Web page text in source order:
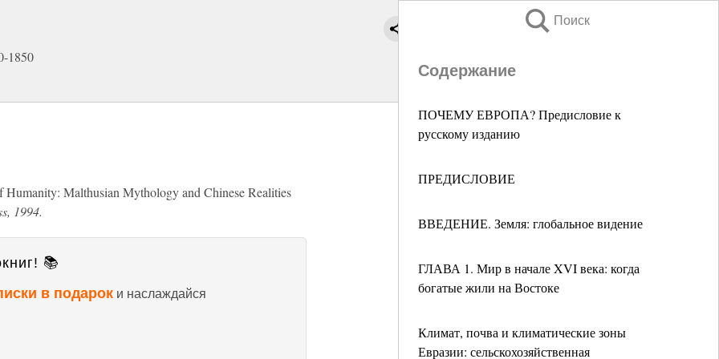
1850
Поиск
Содержание
ПОЧЕМУ ЕВРОПА? Предисловие к
русскому изданию
ПРЕДИСЛОВИЕ
ВВЕДЕНИЕ. Земля: глобальное видение
ГЛАВА 1. Мир в начале XVI века: когда
богатые жили на Востоке
Климат, почва и климатические зоны
Евразии: сельскохозяйственная
Humanity: Malthusian Mythology and Chinese Realities
1994.
📚
в подарок и наслаждайся